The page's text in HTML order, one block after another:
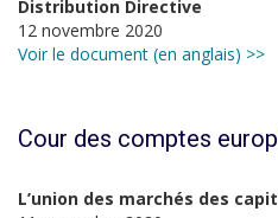
Distribution Directive
12 novembre 2020
Voir le document (en anglais) >>
Cour des comptes
L’union des marchés des